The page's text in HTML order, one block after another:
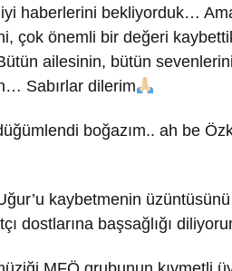
haberlerini bekliyorduk…
çok önemli bir değeri
ailesinin, bütün
Sabırlar dilerim
boğazım.. ah be
kaybetmenin
dostlarına başsağlığı